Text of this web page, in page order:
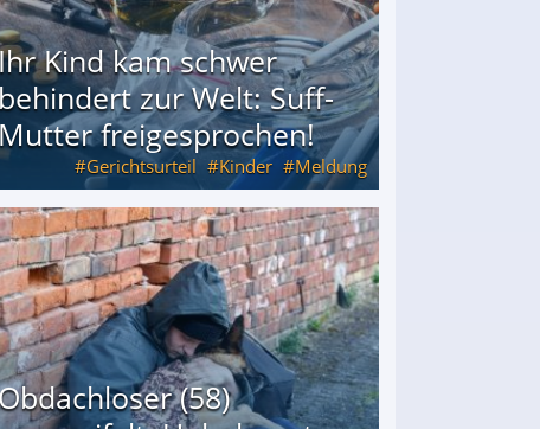
Kind kam schwer
behindert zur Welt: Suff-
Mutter freigesprochen!
Gerichtsurteil Kinder Meldung
freigesprochen!
(58)